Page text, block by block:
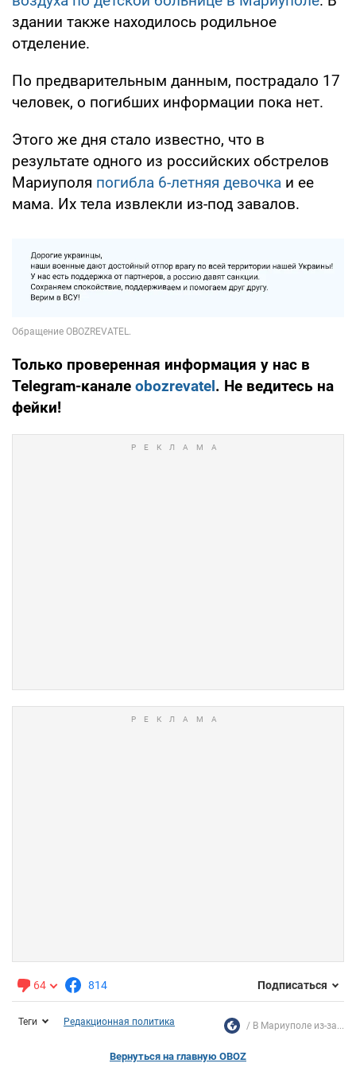
здании также находилось родильное
отделение.
По предварительным данным, пострадало 17
человек, о погибших информации пока нет.
Этого же дня стало известно, что в
результате одного из российских обстрелов
Мариуполя погибла 6-летняя девочка и ее
мама. Их тела извлекли из-под завалов.
Только проверенная информация у нас в
Telegram-канале obozrevatel. Не ведитесь на
фейки!
64 814 Подписаться
Теги Редакционная политика В Мариуполе из-за...
Вернуться на главную OBOZ